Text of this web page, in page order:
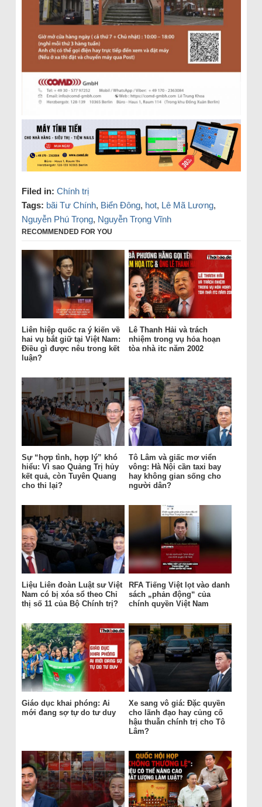
Filed in: Chính trị
Tags: bãi Tư Chính, Biển Đông, hot, Lê Mã Lương,
Nguyễn Phú Trọng, Nguyễn Trọng Vĩnh
RECOMMENDED FOR YOU
Liên hiệp quốc ra ý kiến về
hai vụ bắt giữ tại Việt Nam:
Điều gì được nêu trong kết
luận?
Lê Thanh Hải và trách
nhiệm trong vụ hỏa hoạn
tòa nhà itc năm 2002
Sự “hợp tình, hợp lý” khó
hiểu: Vì sao Quảng Trị hủy
kết quả, còn Tuyên Quang
cho thi lại?
Tô Lâm và giấc mơ viển
vông: Hà Nội cần taxi bay
hay không gian sống cho
người dân?
Liệu Liên đoàn Luật sư Việt
Nam có bị xóa sổ theo Chỉ
thị số 11 của Bộ Chính trị?
RFA Tiếng Việt lọt vào danh
sách „phản động“ của
chính quyền Việt Nam
Giáo dục khai phóng: Ai
mới đang sợ tự do tư duy
Xe sang vô giá: Đặc quyền
cho lãnh đạo hay củng cố
hậu thuẫn chính trị cho Tô
Lâm?